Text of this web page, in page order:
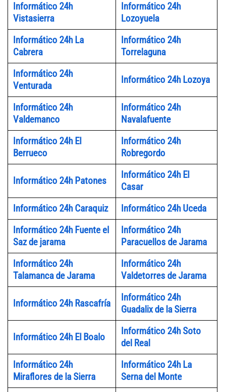
Informático 24h
Vistasierra
Informático 24h
Lozoyuela
Informático 24h La
Cabrera
Informático 24h
Torrelaguna
Informático 24h
Venturada
Informático 24h Lozoya
Informático 24h
Valdemanco
Informático 24h
Navalafuente
Informático 24h El
Berrueco
Informático 24h
Robregordo
Informático 24h Patones
Informático 24h El
Casar
Informático 24h Caraquiz
Informático 24h Uceda
Informático 24h Fuente el
Saz de jarama
Informático 24h
Paracuellos de Jarama
Informático 24h
Talamanca de Jarama
Informático 24h
Valdetorres de Jarama
Informático 24h Rascafría
Informático 24h
Guadalix de la Sierra
Informático 24h El Boalo
Informático 24h Soto
del Real
Informático 24h
Miraflores de la Sierra
Informático 24h La
Serna del Monte